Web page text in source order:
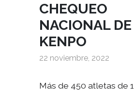
CHEQUEO
NACIONAL DE
KENPO
22 noviembre, 2022
Más de 450 atletas de